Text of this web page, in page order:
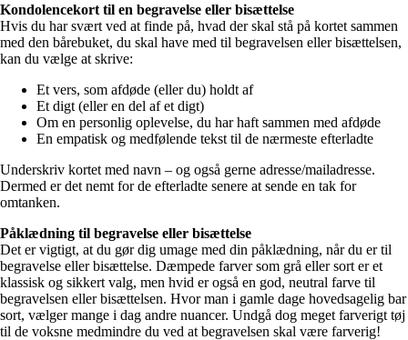
Kondolencekort til en begravelse eller bisættelse
Hvis du har svært ved at finde på, hvad der skal stå på kortet sammen
med den bårebuket, du skal have med til begravelsen eller bisættelsen,
kan du vælge at skrive:
Et vers, som afdøde (eller du) holdt af
Et digt (eller en del af et digt)
Om en personlig oplevelse, du har haft sammen med afdøde
En empatisk og medfølende tekst til de nærmeste efterladte
Underskriv kortet med navn – og også gerne adresse/mailadresse.
Dermed er det nemt for de efterladte senere at sende en tak for
omtanken.
Påklædning til begravelse eller bisættelse
Det er vigtigt, at du gør dig umage med din påklædning, når du er til
begravelse eller bisættelse. Dæmpede farver som grå eller sort er et
klassisk og sikkert valg, men hvid er også en god, neutral farve til
begravelsen eller bisættelsen. Hvor man i gamle dage hovedsagelig bar
sort, vælger mange i dag andre nuancer. Undgå dog meget farverigt tøj
til de voksne medmindre du ved at begravelsen skal være farverig!